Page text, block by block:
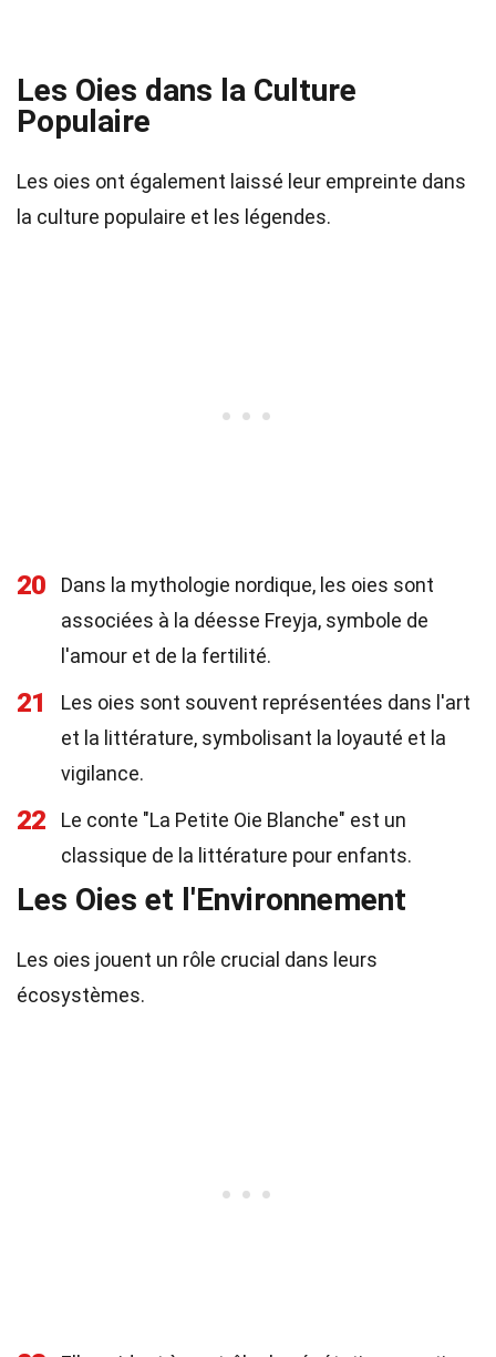
Les Oies dans la Culture
Populaire
Les oies ont également laissé leur empreinte dans
la culture populaire et les légendes.
20
Dans la mythologie nordique, les oies sont
associées à la déesse Freyja, symbole de
l'amour et de la fertilité.
21
Les oies sont souvent représentées dans l'art
et la littérature, symbolisant la loyauté et la
vigilance.
22
Le conte "La Petite Oie Blanche" est un
classique de la littérature pour enfants.
Les Oies et l'Environnement
Les oies jouent un rôle crucial dans leurs
écosystèmes.